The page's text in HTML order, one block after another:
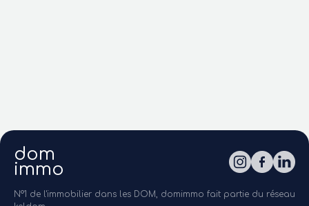
dom
immo
N°1 de l'immobilier dans les DOM, domimmo fait partie du réseau